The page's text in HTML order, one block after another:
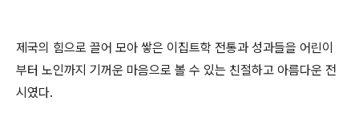
제국의 힘으로 끌어 모아 쌓은 이집트학 전통과 성과들을 어린이
부터 노인까지 기꺼운 마음으로 볼 수 있는 친절하고 아름다운 전
시였다.